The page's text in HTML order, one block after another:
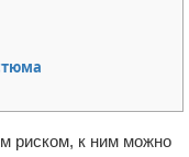
риском, к ним можно